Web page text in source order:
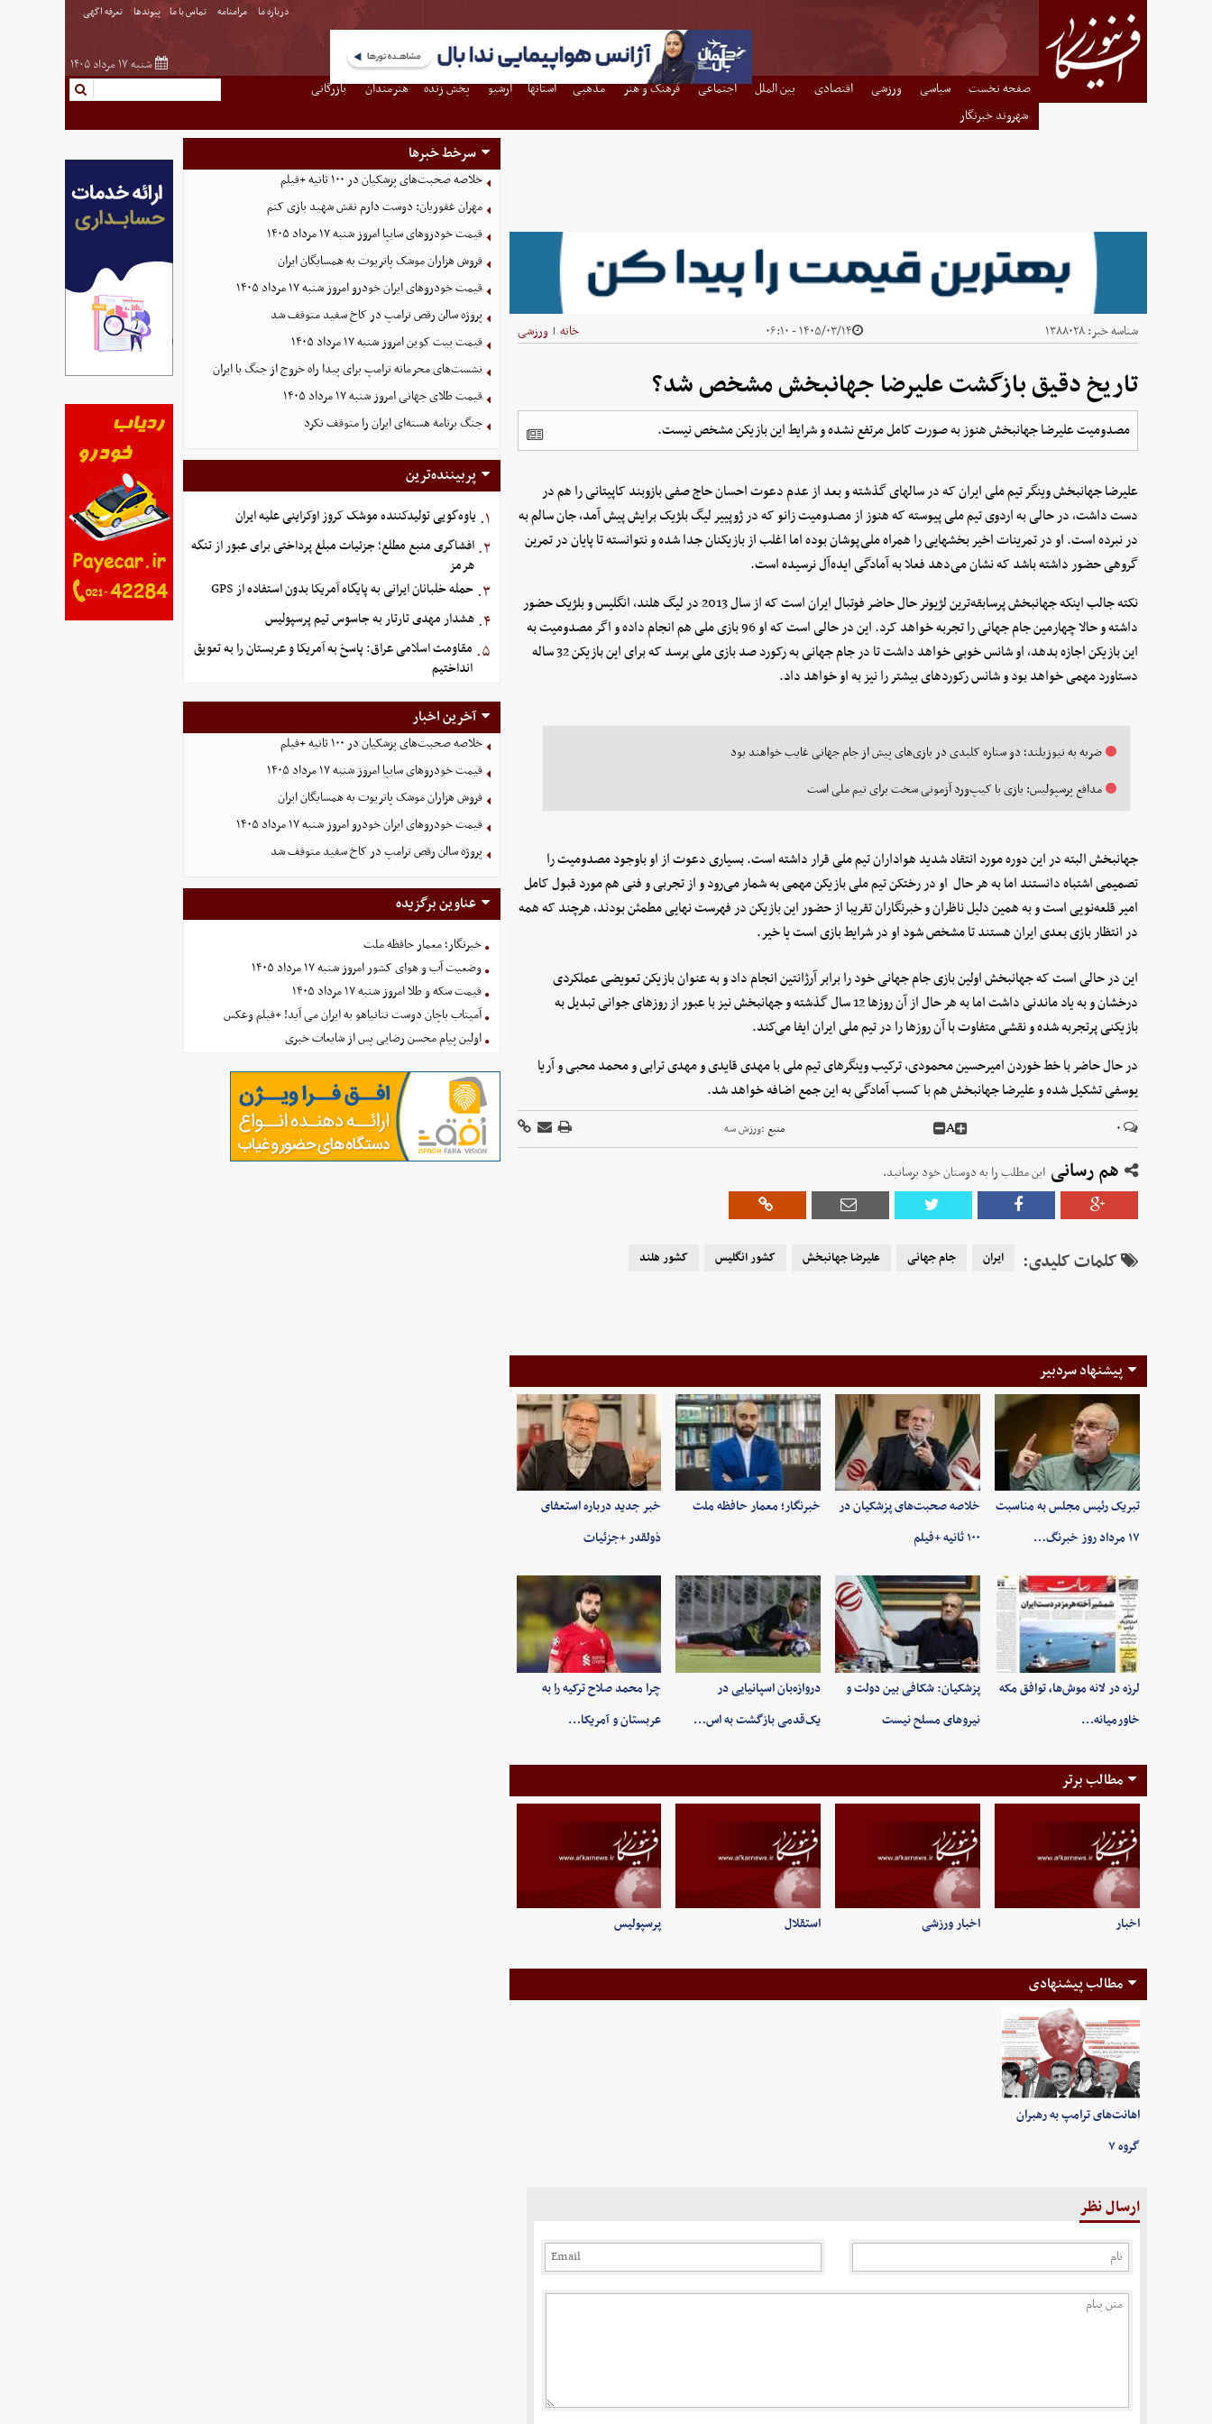
درباره ما مرامنامه تماس با ما پیوندها تعرفه اگهی
شنبه ۱۷ مرداد ۱۴۰۵
صفحه نخست سیاسی ورزشی اقتصادی بین الملل اجتماعی فرهنگ و هنر مذهبی استانها آرشیو پخش زنده هنرمندان
بازرگانی
شهروند خبرنگار
شناسه خبر:۱۳۸۸۰۲۸ ۱۴۰۵/۰۳/۱۴ - ۰۶:۱۰ خانه | ورزشی
تاریخ دقیق بازگشت علیرضا جهانبخش مشخص شد؟
مصدومیت علیرضا جهانبخش هنوز به صورت کامل مرتفع نشده و شرایط این بازیکن مشخص نیست.​
علیرضا جهانبخش وینگر تیم ملی ایران که در سالهای گذشته و بعد از عدم دعوت احسان حاج صفی بازوبند کاپیتانی را هم در
دست داشت، در حالی به اردوی تیم ملی پیوسته که هنوز از مصدومیت زانو که در ژوپییر لیگ بلژیک برایش پیش آمد، جان سالم به
در نبرده است. او در تمرینات اخیر بخشهایی را همراه ملی‌پوشان بوده اما اغلب از بازیکنان جدا شده و نتوانسته تا پایان در تمرین
گروهی حضور داشته باشد که نشان می‌دهد فعلا به آمادگی ایده‌آل نرسیده است.
نکته جالب اینکه جهانبخش پرسابقه‌ترین لژیونر حال حاضر فوتبال ایران است که از سال 2013 در لیگ هلند، انگلیس و بلژیک حضور
داشته و حالا چهارمین جام جهانی را تجربه خواهد کرد. این در حالی است که او 96 بازی ملی هم انجام داده و اگر مصدومیت به
این بازیکن اجازه بدهد، او شانس خوبی خواهد داشت تا در جام جهانی به رکورد صد بازی ملی برسد که برای این بازیکن 32 ساله
دستاورد مهمی خواهد بود و شانس رکوردهای بیشتر را نیز به او خواهد داد.
ضربه به نیوزیلند؛ دو ستاره کلیدی در بازی‌های پیش از جام جهانی غایب خواهند بود
مدافع پرسپولیس: بازی با کیپ‌ورد آزمونی سخت برای تیم ملی است
جهانبخش البته در این دوره مورد انتقاد شدید هواداران تیم ملی قرار داشته است. بسیاری دعوت از او باوجود مصدومیت را
تصمیمی اشتباه دانستند اما به هر حال او در رختکن تیم ملی بازیکن مهمی به شمار می‌رود و از تجربی و فنی هم مورد قبول کامل
امیر قلعه‌نویی است و به همین دلیل ناظران و خبرنگاران تقریبا از حضور این بازیکن در فهرست نهایی مطمئن بودند، هرچند که همه
در انتظار بازی بعدی ایران هستند تا مشخص شود او در شرایط بازی است یا خیر.
این در حالی است که جهانبخش اولین بازی جام جهانی خود را برابر آرژانتین انجام داد و به عنوان بازیکن تعویضی عملکردی
درخشان و به یاد ماندنی داشت اما به هر حال از آن روزها 12 سال گذشته و جهانبخش نیز با عبور از روزهای جوانی تبدیل به
بازیکنی پرتجربه شده و نقشی متفاوت با آن روزها را در تیم ملی ایران ایفا می‌کند.
در حال حاضر با خط خوردن امیرحسین محمودی، ترکیب وینگرهای تیم ملی با مهدی قایدی و مهدی ترابی و محمد محبی و آریا
یوسفی تشکیل شده و علیرضا جهانبخش هم با کسب آمادگی به این جمع اضافه خواهد شد.
۰ A منبع :ورزش سه
هم رسانی این مطلب را به دوستان خود برسانید.
کلمات کلیدی: ایران جام جهانی علیرضا جهانبخش کشور انگلیس کشور هلند
پیشنهاد سردبیر
تبریک رئیس مجلس به مناسبت
۱۷ مرداد روز خبرنگ…
خلاصه صحبت‌های پزشکیان در
۱۰۰ ثانیه +فیلم
خبرنگار؛ معمار حافظه ملت
خبر جدید درباره استعفای
ذولقدر +جزئیات
لرزه در لانه موش‌ها، توافق مکه
خاورمیانه…
پزشکیان: شکافی بین دولت و
نیروهای مسلح نیست
دروازه‌بان اسپانیایی در
یک‌قدمی بازگشت به اس…
چرا محمد صلاح ترکیه را به
عربستان و آمریکا…
مطالب برتر
اخبار اخبار ورزشی استقلال پرسپولیس
مطالب پیشنهادی
اهانت‌های ترامپ به رهبران
گروه ۷
ارسال نظر
سرخط خبرها
خلاصه صحبت‌های پزشکیان در ۱۰۰ ثانیه +فیلم
مهران غفوریان: دوست دارم نقش شهید بازی کنم
قیمت خودرو‌های سایپا امروز شنبه ۱۷ مرداد ۱۴۰۵
فروش هزاران موشک پاتریوت به همسایگان ایران
قیمت خودرو‌های ایران خودرو امروز شنبه ۱۷ مرداد ۱۴۰۵
پروژه سالن رقص ترامپ در کاخ سفید متوقف شد
قیمت بیت کوین امروز شنبه ۱۷ مرداد ۱۴۰۵
نشست‌های محرمانه ترامپ برای پیدا راه خروج از جنگ با ایران
قیمت طلای جهانی امروز شنبه ۱۷ مرداد ۱۴۰۵
جنگ برنامه هسته‌ای ایران را متوقف نکرد
پربیننده‌ترین
۱. یاوه‌گویی تولیدکننده موشک کروز اوکراینی علیه ایران
۲. افشاگری منبع مطلع؛ جزئیات مبلغ پرداختی برای عبور از تنگه
هرمز
۳. حمله خلبانان ایرانی به پایگاه آمریکا بدون استفاده از GPS
۴. هشدار مهدی تارتار به جاسوس تیم پرسپولیس
۵. مقاومت اسلامی عراق: پاسخ به آمریکا و عربستان را به تعویق
انداختیم
آخرین اخبار
خلاصه صحبت‌های پزشکیان در ۱۰۰ ثانیه +فیلم
قیمت خودرو‌های سایپا امروز شنبه ۱۷ مرداد ۱۴۰۵
فروش هزاران موشک پاتریوت به همسایگان ایران
قیمت خودرو‌های ایران خودرو امروز شنبه ۱۷ مرداد ۱۴۰۵
پروژه سالن رقص ترامپ در کاخ سفید متوقف شد
عناوین برگزیده
خبرنگار؛ معمار حافظه ملت
وضعیت آب و هوای کشور امروز شنبه ۱۷ مرداد ۱۴۰۵
قیمت سکه و طلا امروز شنبه ۱۷ مرداد ۱۴۰۵
آمیتاب باچان دوست نتانیاهو به ایران می آید! +فیلم وعکس
اولین پیام محسن رضایی پس از شایعات خبری